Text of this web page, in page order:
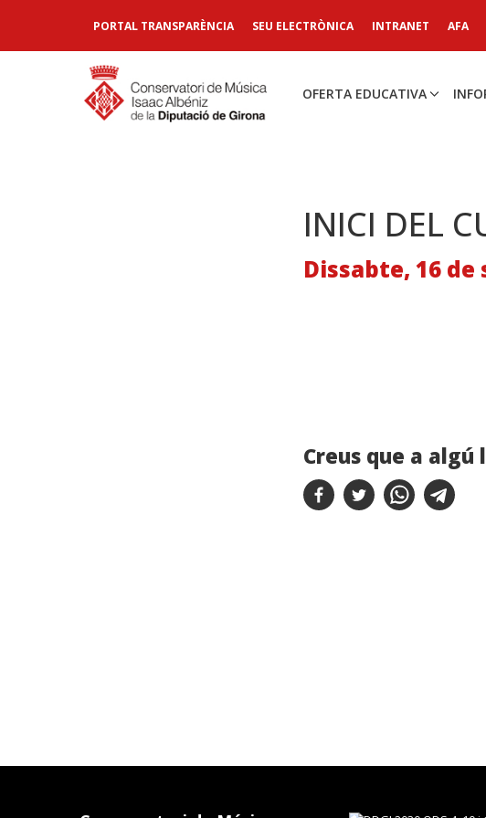
PORTAL TRANSPARÈNCIA SEU ELECTRÒNICA INTRANET AFA
OFERTA EDUCATIVA
INICI DEL
Dissabte, 16 de
Creus que a